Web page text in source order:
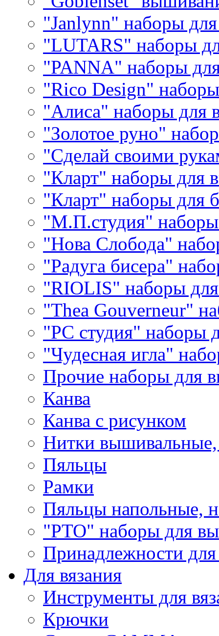
"Janlynn" наборы
"LUTARS" наборы
"PANNA" наборы
"Rico Design"
"Алиса" наборы для
"Золотое руно"
"Сделай своими
"Кларт" наборы для
"Кларт" наборы для
"М.П.студия"
"Нова Слобода"
"Радуга бисера"
"RIOLIS" наборы
"Thea Gouverneur"
"РС студия" наборы
"Чудесная игла"
Прочие наборы для
Канва
Канва с рисунком
Нитки
Пяльцы
Рамки
Пяльцы напольные,
"РТО" наборы для
Принадлежности
Для вязания
Инструменты для
Крючки